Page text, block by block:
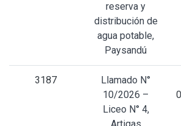
reserva y
distribución de
agua potable,
Paysandú
3187
Llamado N°
10/2026 –
Liceo N° 4,